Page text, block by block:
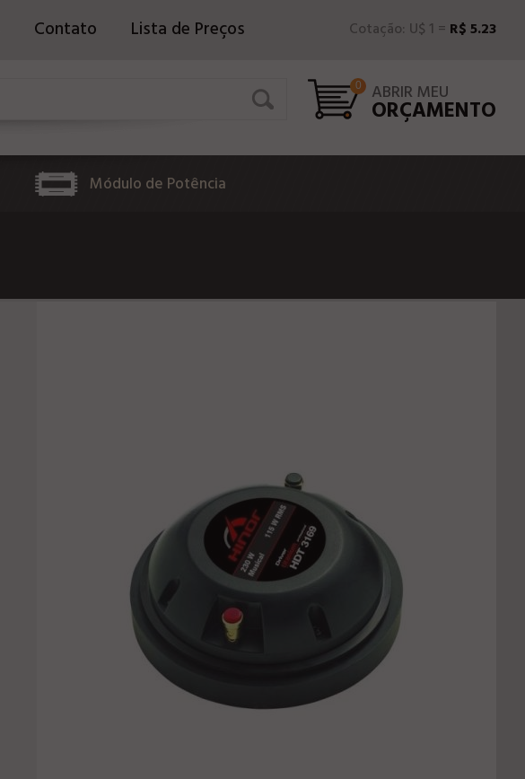
Contato Lista de Preços Cotação: U$ 1 = R$ 5.23
0 ABRIR MEU
ORÇAMENTO
Módulo de Potência